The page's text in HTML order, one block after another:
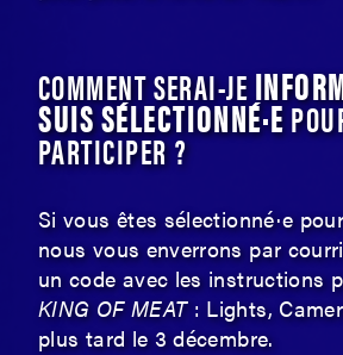
COMMENT SERAI-JE
SUIS SÉLECTIONNÉ·E
PARTICIPER ?
Si vous êtes sélectionné·e
nous vous enverrons par
un code avec les instructions
KING OF MEAT: Lights,
plus tard le 3 décembre.